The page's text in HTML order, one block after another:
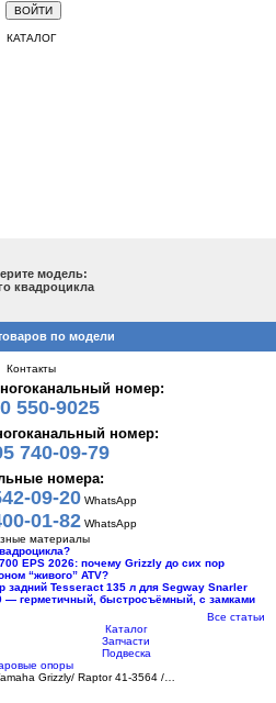
КАТАЛОГ
модель:
квадроцикла
по модели
Контакты
номер:
550-9025
номер:
740-09-79
номера:
09-20 WhatsApp
01-82 WhatsApp
материалы
EPS 2026: почему Grizzly до сих пор
“живого” ATV?
задний Tesseract 135 л для Segway Snarler
— герметичный, быстросъёмный, с замками
Все статьи
Каталог
Запчасти
Подвеска
опоры
Grizzly/ Raptor 41-3564 /…